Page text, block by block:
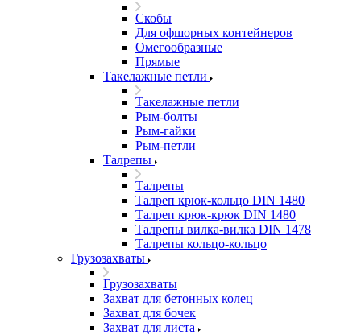
Скобы
Для офшорных контейнеров
Омегообразные
Прямые
Такелажные петли
Такелажные петли
Рым-болты
Рым-гайки
Рым-петли
Талрепы
Талрепы
Талреп крюк-кольцо DIN 1480
Талреп крюк-крюк DIN 1480
Талрепы вилка-вилка DIN 1478
Талрепы кольцо-кольцо
Грузозахваты
Грузозахваты
Захват для бетонных колец
Захват для бочек
Захват для листа